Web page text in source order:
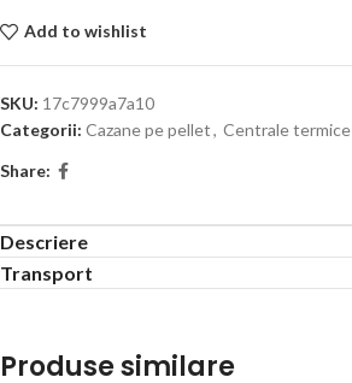
Add to wishlist
SKU: 17c7999a7a10
Categorii: Cazane pe pellet, Centrale termice
Share:
Descriere
Transport
Produse similare